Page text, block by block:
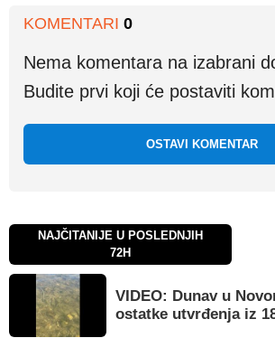
KOMENTARI 0
Nema komentara na izabrani
Budite prvi koji će postaviti
OSTAVI KOMENTAR
NAJČITANIJE U POSLEDNJIH
72H
VIDEO: Dunav u
ostatke utvrđenja iz